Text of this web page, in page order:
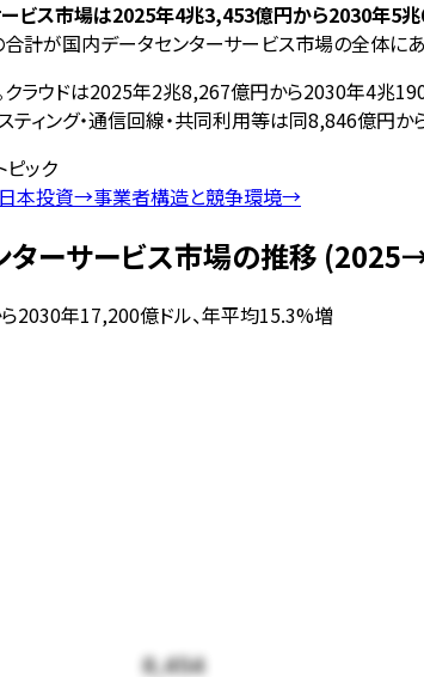
ビス市場は2025年4兆3,453億円から2030年5
計が国内データセンターサービス市場の全体にあ
クラウドは2025年2兆8,267億円から2030年4兆
ティング・通信回線・共同利用等は同8,846億円
ピック
本投資→事業者構造と競争環境→
ターサービス市場の推移
2030年17,200億ドル、年平均15.3%増
8,454